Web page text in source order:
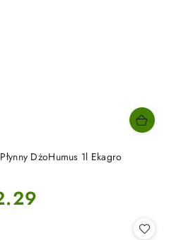
DżoHumus 1l Ekagro